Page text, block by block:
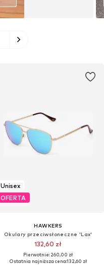
Unisex
OFERTA
HAWKERS
Okulary przeciwsłoneczne 'Lax'
132,60 zł
Pierwotnie: 260,00 zł
Ostatnia najniższa cena:132,60 zł